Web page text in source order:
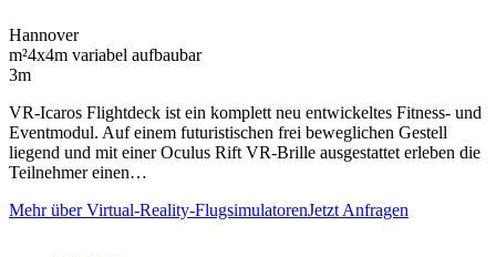
Hannover
m²4x4m variabel aufbaubar
3m
VR-Icaros Flightdeck ist ein komplett neu entwickeltes Fitness- und
Eventmodul. Auf einem futuristischen frei beweglichen Gestell
liegend und mit einer Oculus Rift VR-Brille ausgestattet erleben die
Teilnehmer einen…
Mehr über Virtual-Reality-FlugsimulatorenJetzt Anfragen